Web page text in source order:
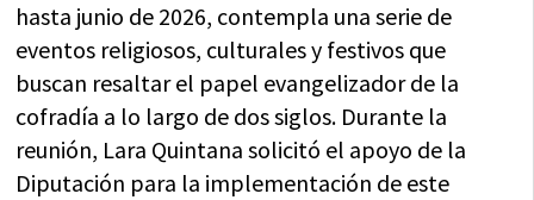
hasta junio de 2026, contempla una serie de
eventos religiosos, culturales y festivos que
buscan resaltar el papel evangelizador de la
cofradía a lo largo de dos siglos. Durante la
reunión, Lara Quintana solicitó el apoyo de la
Diputación para la implementación de este